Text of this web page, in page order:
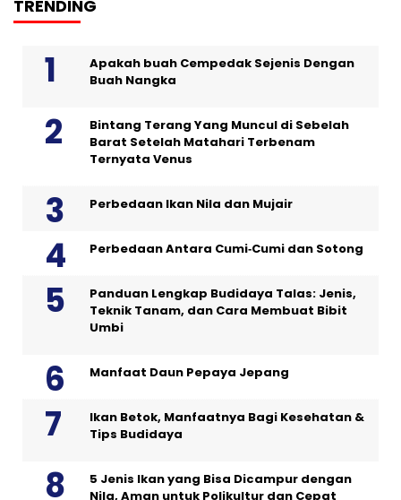
TRENDING
Apakah buah Cempedak Sejenis Dengan
Buah Nangka
Bintang Terang Yang Muncul di Sebelah
Barat Setelah Matahari Terbenam
Ternyata Venus
Perbedaan Ikan Nila dan Mujair
Perbedaan Antara Cumi‑Cumi dan Sotong
Panduan Lengkap Budidaya Talas: Jenis,
Teknik Tanam, dan Cara Membuat Bibit
Umbi
Manfaat Daun Pepaya Jepang
Ikan Betok, Manfaatnya Bagi Kesehatan &
Tips Budidaya
5 Jenis Ikan yang Bisa Dicampur dengan
Nila, Aman untuk Polikultur dan Cepat